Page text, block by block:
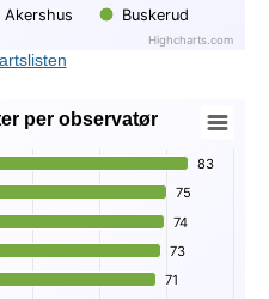
Buskerud
Highcharts.com
observatør
arter per observatør
Observatør.
. Data ranges from 64 to
per observatør
83
83
75
75
74
74
73
73
71
71